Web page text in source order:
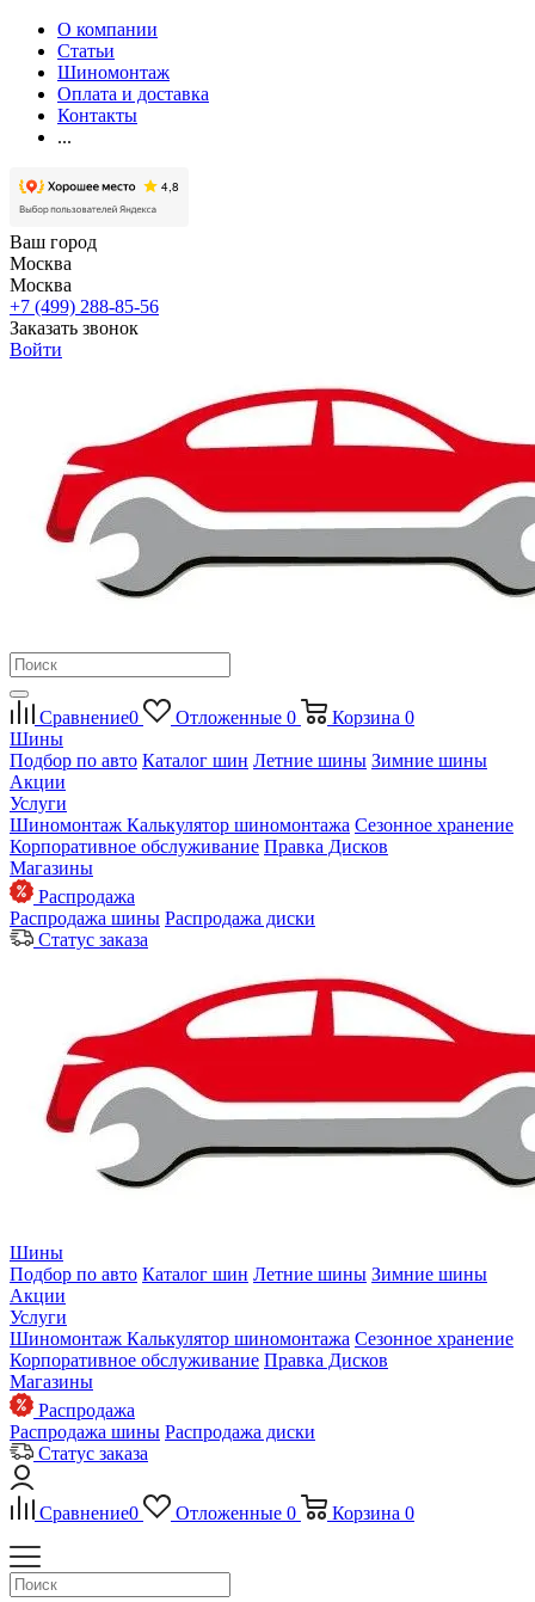
О компании
Статьи
Шиномонтаж
Оплата и доставка
Контакты
...
Ваш город
Москва
Москва
+7 (499) 288-85-56
Заказать звонок
Войти
Сравнение0 Отложенные 0 Корзина 0
Шины
Подбор по авто Каталог шин Летние шины Зимние шины
Акции
Услуги
Шиномонтаж Калькулятор шиномонтажа Сезонное хранение
Корпоративное обслуживание Правка Дисков
Магазины
Распродажа
Распродажа шины Распродажа диски
Статус заказа
Шины
Подбор по авто Каталог шин Летние шины Зимние шины
Акции
Услуги
Шиномонтаж Калькулятор шиномонтажа Сезонное хранение
Корпоративное обслуживание Правка Дисков
Магазины
Распродажа
Распродажа шины Распродажа диски
Статус заказа
Сравнение0 Отложенные 0 Корзина 0